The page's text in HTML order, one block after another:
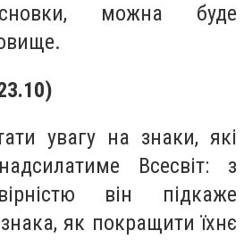
можна буде
увагу на знаки, які
Всесвіт: з
він підкаже
як покращити їхнє